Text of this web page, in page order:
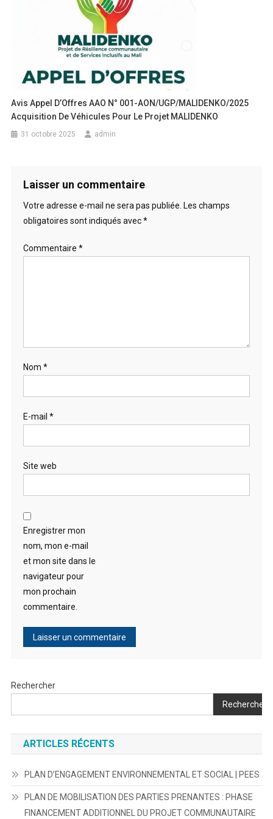
Avis Appel D’Offres AAO N° 001-AON/UGP/MALIDENKO/2025
Acquisition De Véhicules Pour Le Projet MALIDENKO
31 octobre 2025 admin
Laisser un commentaire
Votre adresse e-mail ne sera pas publiée. Les champs
obligatoires sont indiqués avec*
Commentaire *
Nom *
E-mail *
Site web
Enregistrer mon
nom, mon e-mail
et mon site dans le
navigateur pour
mon prochain
commentaire.
Rechercher
Rechercher
ARTICLES RÉCENTS
PLAN D’ENGAGEMENT ENVIRONNEMENTAL ET SOCIAL | PEES
PLAN DE MOBILISATION DES PARTIES PRENANTES : PHASE
FINANCEMENT ADDITIONNEL DU PROJET COMMUNAUTAIRE